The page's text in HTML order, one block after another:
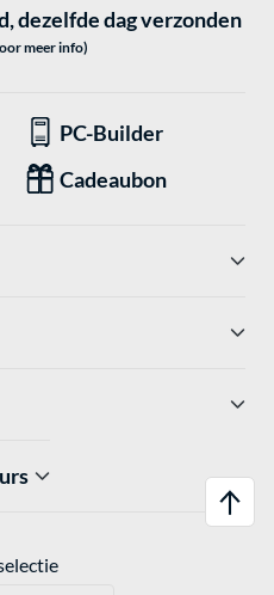
dezelfde dag verzonden
meer info)
PC-Builder
Cadeaubon